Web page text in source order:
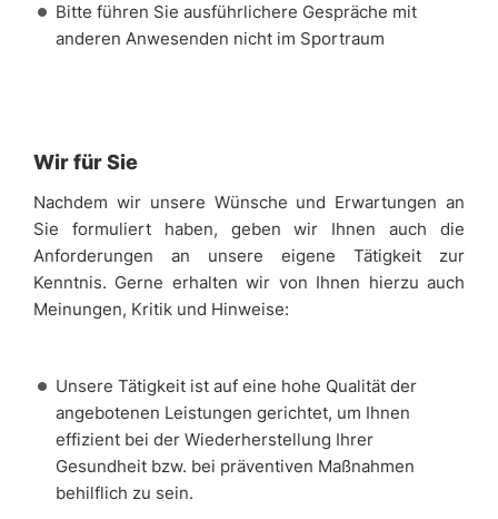
Bitte führen Sie ausführlichere Gespräche mit
anderen Anwesenden nicht im Sportraum
Wir für Sie
Nachdem wir unsere Wünsche und Erwartungen an
Sie formuliert haben, geben wir Ihnen auch die
Anforderungen an unsere eigene Tätigkeit zur
Kenntnis. Gerne erhalten wir von Ihnen hierzu auch
Meinungen, Kritik und Hinweise:
Unsere Tätigkeit ist auf eine hohe Qualität der
angebotenen Leistungen gerichtet, um Ihnen
effizient bei der Wiederherstellung Ihrer
Gesundheit bzw. bei präventiven Maßnahmen
behilflich zu sein.